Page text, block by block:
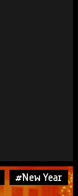
#New Year